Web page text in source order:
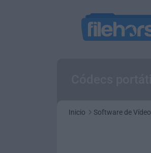
Inicio Software de Vídeo